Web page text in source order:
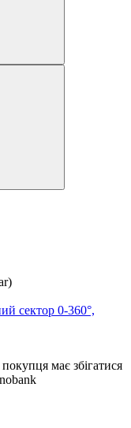
має збігатися